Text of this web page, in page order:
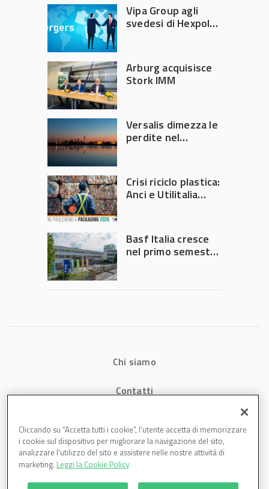
Vipa Group agli
svedesi di Hexpol
Arburg acquisisce
Stork IMM
Versalis dimezza le
perdite nel
Crisi riciclo plastica:
Anci e Utilitalia
Governo
Basf Italia cresce
nel primo semestre
Chi siamo
Contatti
Cookies
Cliccando su “Accetta tutti i cookie”, l'utente accetta di memorizzare
i cookie sul dispositivo per migliorare la navigazione del sito,
analizzare l'utilizzo del sito e assistere nelle nostre attività di
marketing. Leggi la Cookie Policy